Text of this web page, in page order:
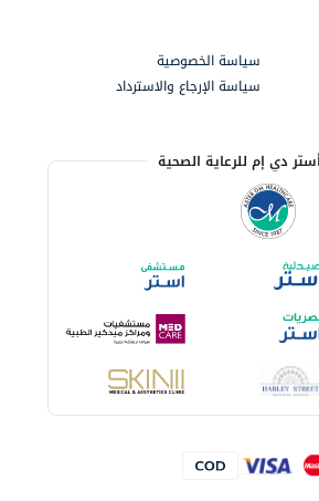
سياسة الخصوصية
سياسة الإرجاع والاسترداد
دي إم للرعاية الصحية